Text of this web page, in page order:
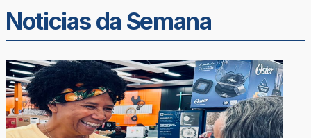
Noticias da Semana